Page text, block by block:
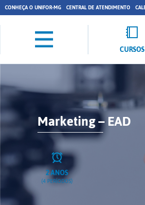
CONHEÇA O UNIFOR-MG CENTRAL DE ATENDIMENTO
CURSOS
Marketing – EAD
2 ANOS
(4 PERÍODOS)